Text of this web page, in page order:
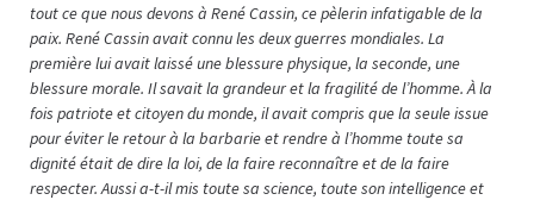
tout ce que nous devons à René Cassin, ce pèlerin infatigable de la
paix. René Cassin avait connu les deux guerres mondiales. La
première lui avait laissé une blessure physique, la seconde, une
blessure morale. Il savait la grandeur et la fragilité de l’homme. À la
fois patriote et citoyen du monde, il avait compris que la seule issue
pour éviter le retour à la barbarie et rendre à l’homme toute sa
dignité était de dire la loi, de la faire reconnaître et de la faire
respecter. Aussi a-t-il mis toute sa science, toute son intelligence et